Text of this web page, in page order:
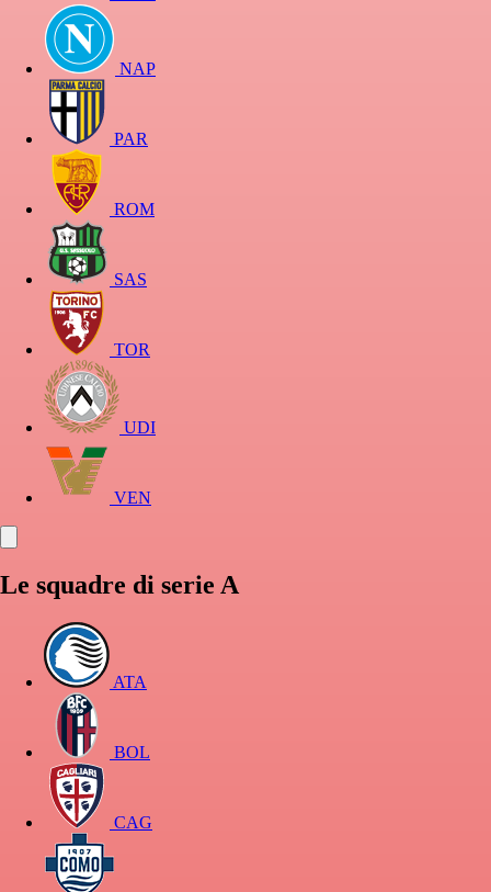
NAP
PAR
ROM
SAS
TOR
UDI
VEN
Le squadre di serie A
ATA
BOL
CAG